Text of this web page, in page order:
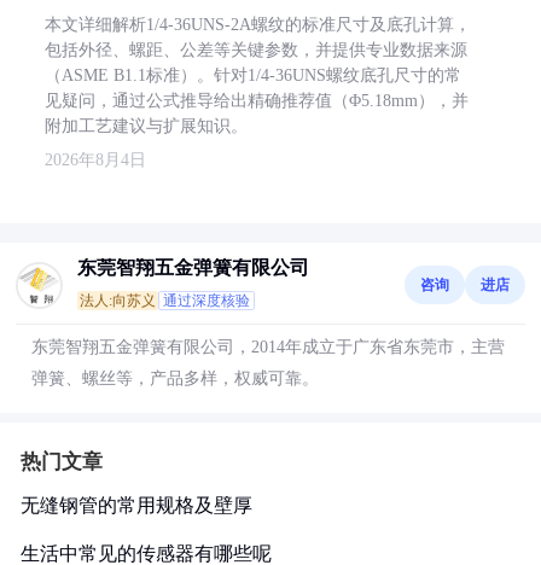
本文详细解析1/4-36UNS-2A螺纹的标准尺寸及底孔计算，
包括外径、螺距、公差等关键参数，并提供专业数据来源
（ASME B1.1标准）。针对1/4-36UNS螺纹底孔尺寸的常
见疑问，通过公式推导给出精确推荐值（Φ5.18mm），并
附加工艺建议与扩展知识。
2026年8月4日
东莞智翔五金弹簧有限公司
法人:向苏义 通过深度核验
咨询 进店
东莞智翔五金弹簧有限公司，2014年成立于广东省东莞市，主营
弹簧、螺丝等，产品多样，权威可靠。
热门文章
无缝钢管的常用规格及壁厚
生活中常见的传感器有哪些呢